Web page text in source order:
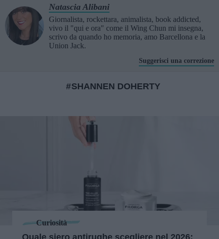
Natascia Alibani
Giornalista, rockettara, animalista, book addicted,
vivo il "qui e ora" come il Wing Chun mi insegna,
scrivo da quando ho memoria, amo Barcellona e la
Union Jack.
Suggerisci una correzione
SHANNEN DOHERTY
Curiosità
Quale siero antirughe scegliere nel 2026: